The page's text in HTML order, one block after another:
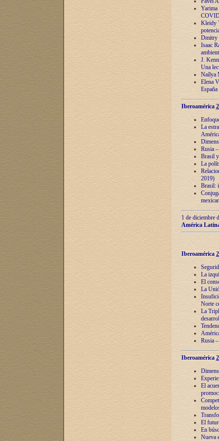
Yarima
Kleidy
Dmitry
Isaac
J.
Una
Naílya
Elena
España
Iberoamérica
La
Rusia
Brasil
La
2019)
Brasil:
1 de diciembre
América
Iberoamérica
La
El
La
Norte
La
Rusia
Iberoamérica
El
El
En
Nueva